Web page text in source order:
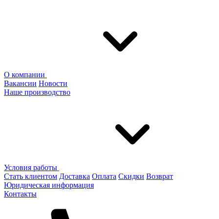
О компании
Вакансии Новости
Наше производство
Условия работы
Стать клиентом Доставка Оплата Скидки Возврат
Юридическая информация
Контакты